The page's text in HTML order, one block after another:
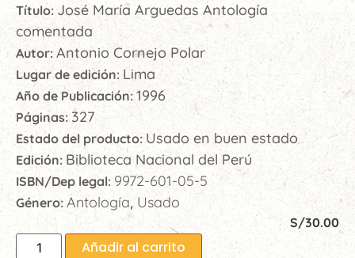
Título: José María Arguedas Antología
comentada
Autor: Antonio Cornejo Polar
Lugar de edición: Lima
Año de Publicación: 1996
Páginas:327
Estado del producto: Usado en buen estado
Edición:Biblioteca Nacional del Perú
ISBN/Dep legal: 9972-601-05-5
Género: Antología, Usado
S/30.00
Añadir al carrito